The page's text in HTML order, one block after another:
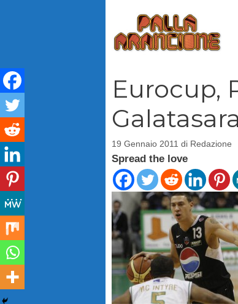
Eurocup,
19 Gennaio 2011 di Redazione
Spread the love